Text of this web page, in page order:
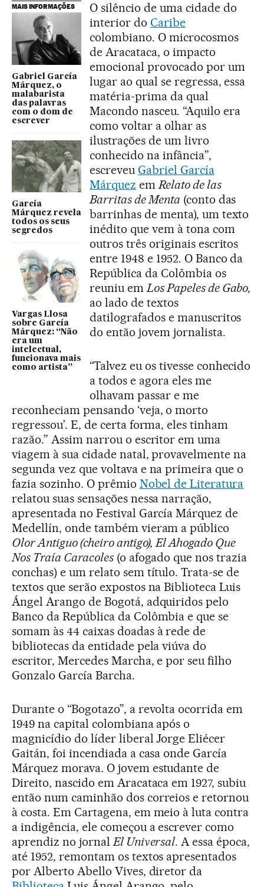
MAIS INFORMAÇÕES
Gabriel García
Márquez, o
malabarista
das palavras
com o dom de
escrever
García
Márquez revela
todos os seus
segredos
Vargas Llosa
sobre García
Márquez: “Não
era um
intelectual,
funcionava mais
como artista”
O silêncio de uma cidade do
interior do Caribe
colombiano. O microcosmos
de Aracataca, o impacto
emocional provocado por um
lugar ao qual se regressa, essa
matéria-prima da qual
Macondo nasceu. “Aquilo era
como voltar a olhar as
ilustrações de um livro
conhecido na infância”,
escreveu Gabriel García
Márquez emRelato de las
Barritas de Menta (conto das
barrinhas de menta), um texto
inédito que vem à tona com
outros três originais escritos
entre 1948 e 1952. O Banco da
República da Colômbia os
reuniu emLos Papeles de Gabo,
ao lado de textos
datilografados e manuscritos
do então jovem jornalista.
“Talvez eu os tivesse conhecido
a todos e agora eles me
olhavam passar e me
reconheciam pensando ‘veja, o morto
regressou’. E, de certa forma, eles tinham
razão.” Assim narrou o escritor em uma
viagem à sua cidade natal, provavelmente na
segunda vez que voltava e na primeira que o
fazia sozinho. O prêmio Nobel de Literatura
relatou suas sensações nessa narração,
apresentada no Festival García Márquez de
Medellín, onde também vieram a público
Olor Antiguo (cheiro antigo), El Ahogado Que
Nos Traía Caracoles(o afogado que nos trazia
conchas) e um relato sem título. Trata-se de
textos que serão expostos na Biblioteca Luis
Ángel Arango de Bogotá, adquiridos pelo
Banco da República da Colômbia e que se
somam às 44 caixas doadas à rede de
bibliotecas da entidade pela viúva do
escritor, Mercedes Marcha, e por seu filho
Gonzalo García Barcha.
Durante o “Bogotazo”, a revolta ocorrida em
1949 na capital colombiana após o
magnicídio do líder liberal Jorge Eliécer
Gaitán, foi incendiada a casa onde García
Márquez morava. O jovem estudante de
Direito, nascido em Aracataca em 1927, subiu
então num caminhão dos correios e retornou
à costa. Em Cartagena, em meio à luta contra
a indigência, ele começou a escrever como
aprendiz no jornalEl Universal. A essa época,
até 1952, remontam os textos apresentados
por Alberto Abello Vives, diretor da